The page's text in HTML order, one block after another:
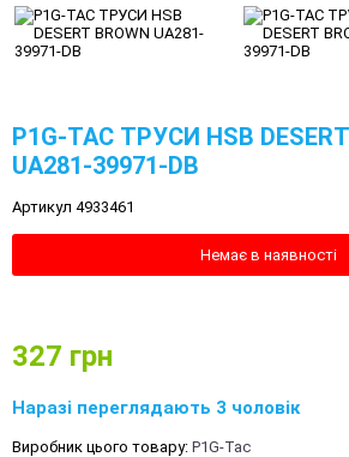
P1G-TAC ТРУСИ HSB
UA281-39971-DB
Артикул 4933461
Немає в наявності
327 грн
Наразі переглядають 3 чоловік
Виробник цього товару: P1G-Tac